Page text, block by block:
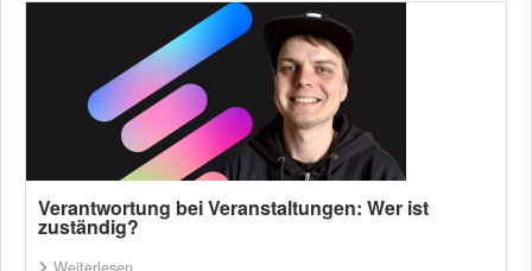
Verantwortung bei Veranstaltungen: Wer ist
zuständig?